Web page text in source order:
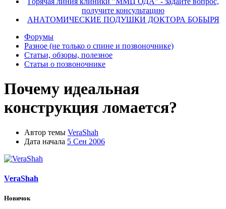
получите консультацию
АНАТОМИЧЕСКИЕ ПОДУШКИ ДОКТОРА БОБЫРЯ
Форумы
Разное (не только о спине и позвоночнике)
Статьи, обзоры, полезное
Статьи о позвоночнике
Почему идеальная
конструкция ломается?
Автор темы VeraShah
Дата начала 5 Сен 2006
VeraShah
Новичок